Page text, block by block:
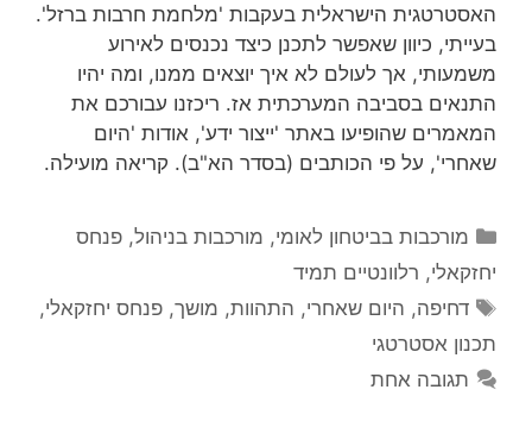
האסטרטגית הישראלית בעקבות 'מלחמת חרבות ברזל'.
בעייתי, כיוון שאפשר לתכנן כיצד נכנסים לאירוע
משמעותי, אך לעולם לא איך יוצאים ממנו, ומה יהיו
התנאים בסביבה המערכתית אז. ריכזנו עבורכם את
המאמרים שהופיעו באתר 'ייצור ידע', אודות 'היום
שאחרי', על פי הכותבים (בסדר הא"ב). קריאה מועילה.
קטגוריות
מורכבות בביטחון לאומי, מורכבות בניהול,פנחס
יחזקאלי, רלוונטיים תמיד
תגיות
דחיפה, היום שאחרי, התהוות, מושך,פנחס יחזקאלי,
תכנון אסטרטגי
תגובה אחת